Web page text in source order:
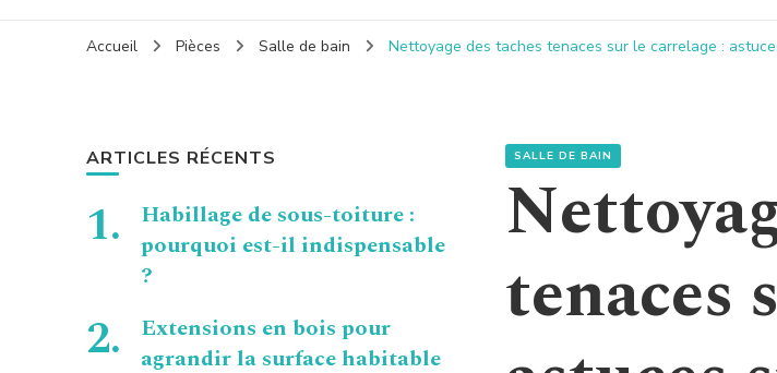
Accueil Pièces Salle de bain Nettoyage des taches tenaces sur le carrelage :
SALLE DE BAIN
tenaces
ARTICLES RÉCENTS
Habillage de sous-toiture :
pourquoi est-il indispensable
?
Extensions en bois pour
agrandir la surface habitable